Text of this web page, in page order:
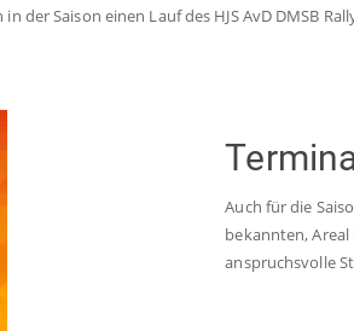
der Saison einen Lauf des HJS AvD DMSB
Auch für die
bekannten,
anspruchsvolle